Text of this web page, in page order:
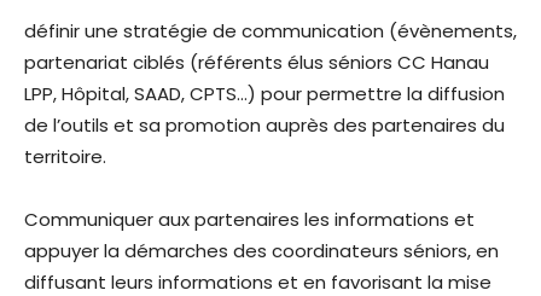
définir une stratégie de communication (évènements,
partenariat ciblés (référents élus séniors CC Hanau
LPP, Hôpital, SAAD, CPTS…) pour permettre la diffusion
de l’outils et sa promotion auprès des partenaires du
territoire.
Communiquer aux partenaires les informations et
appuyer la démarches des coordinateurs séniors, en
diffusant leurs informations et en favorisant la mise